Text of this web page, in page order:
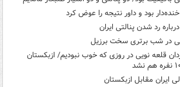
بود و داور نتیجه را عوض کرد
رد شدن پنالتی ایران
در شب برتری سخت برزیل
قلعه نویی در روزی که خوب نبودیم/ ازبکستان
ایران مقابل ازبکستان